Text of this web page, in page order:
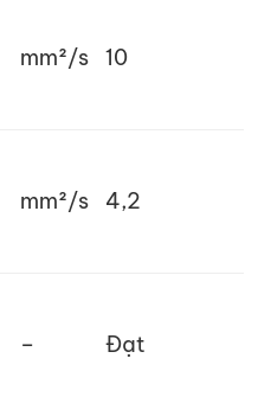
mm²/s 10
mm²/s 4,2
– Đạt